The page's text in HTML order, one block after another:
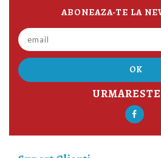
ABONEAZA-TE LA